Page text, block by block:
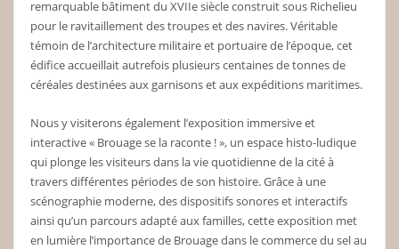
remarquable bâtiment du XVIIe siècle construit sous Richelieu
pour le ravitaillement des troupes et des navires. Véritable
témoin de l’architecture militaire et portuaire de l’époque, cet
édifice accueillait autrefois plusieurs centaines de tonnes de
céréales destinées aux garnisons et aux expéditions maritimes.
Nous y visiterons également l’exposition immersive et
interactive « Brouage se la raconte ! », un espace histo-ludique
qui plonge les visiteurs dans la vie quotidienne de la cité à
travers différentes périodes de son histoire. Grâce à une
scénographie moderne, des dispositifs sonores et interactifs
ainsi qu’un parcours adapté aux familles, cette exposition met
en lumière l’importance de Brouage dans le commerce du sel au